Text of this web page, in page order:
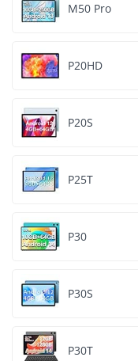
M50 Pro
P20HD
P20S
P25T
P30
P30S
P30T